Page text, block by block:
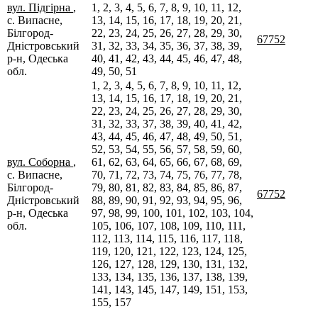
вул. Підгірна ,
с. Випасне,
Білгород-
Дністровський
р-н, Одеська
обл.
1, 2, 3, 4, 5, 6, 7, 8, 9, 10, 11, 12,
13, 14, 15, 16, 17, 18, 19, 20, 21,
22, 23, 24, 25, 26, 27, 28, 29, 30,
31, 32, 33, 34, 35, 36, 37, 38, 39,
40, 41, 42, 43, 44, 45, 46, 47, 48,
49, 50, 51
67752
вул. Соборна ,
с. Випасне,
Білгород-
Дністровський
р-н, Одеська
обл.
1, 2, 3, 4, 5, 6, 7, 8, 9, 10, 11, 12,
13, 14, 15, 16, 17, 18, 19, 20, 21,
22, 23, 24, 25, 26, 27, 28, 29, 30,
31, 32, 33, 37, 38, 39, 40, 41, 42,
43, 44, 45, 46, 47, 48, 49, 50, 51,
52, 53, 54, 55, 56, 57, 58, 59, 60,
61, 62, 63, 64, 65, 66, 67, 68, 69,
70, 71, 72, 73, 74, 75, 76, 77, 78,
79, 80, 81, 82, 83, 84, 85, 86, 87,
88, 89, 90, 91, 92, 93, 94, 95, 96,
97, 98, 99, 100, 101, 102, 103, 104,
105, 106, 107, 108, 109, 110, 111,
112, 113, 114, 115, 116, 117, 118,
119, 120, 121, 122, 123, 124, 125,
126, 127, 128, 129, 130, 131, 132,
133, 134, 135, 136, 137, 138, 139,
141, 143, 145, 147, 149, 151, 153,
155, 157
67752